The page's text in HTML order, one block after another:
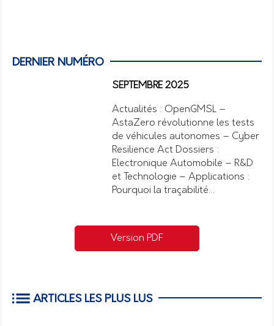
DERNIER NUMÉRO
SEPTEMBRE 2025
Actualités : OpenGMSL –
AstaZero révolutionne les tests
de véhicules autonomes – Cyber
Resilience Act Dossiers :
Electronique Automobile – R&D
et Technologie – Applications :
Pourquoi la traçabilité…
Version PDF
ARTICLES LES PLUS LUS